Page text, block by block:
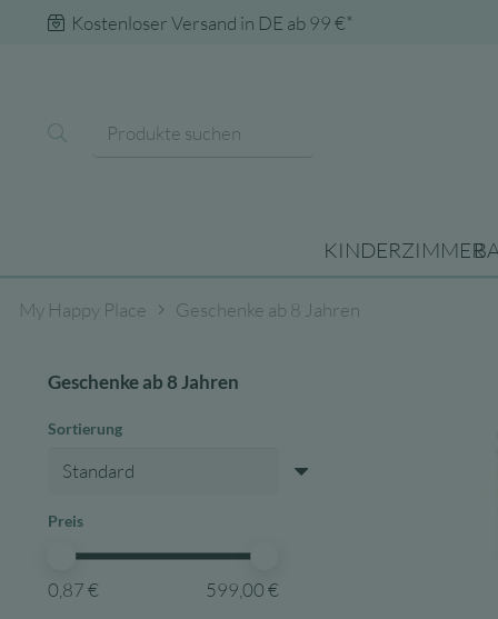
Kostenloser Versand in DE ab 99 €*
KINDERZIMMER
My Happy Place Geschenke ab 8 Jahren
Geschenke ab 8 Jahren
Sortierung
Preis
0,87 € 599,00 €